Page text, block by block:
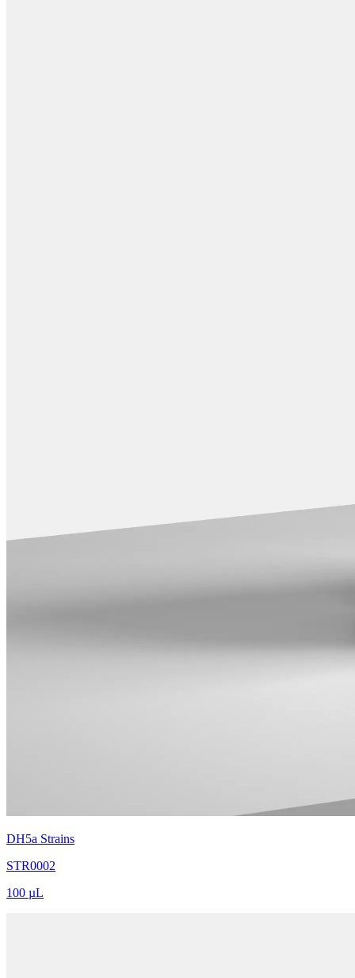
DH5a Strains
STR0002
100 µL